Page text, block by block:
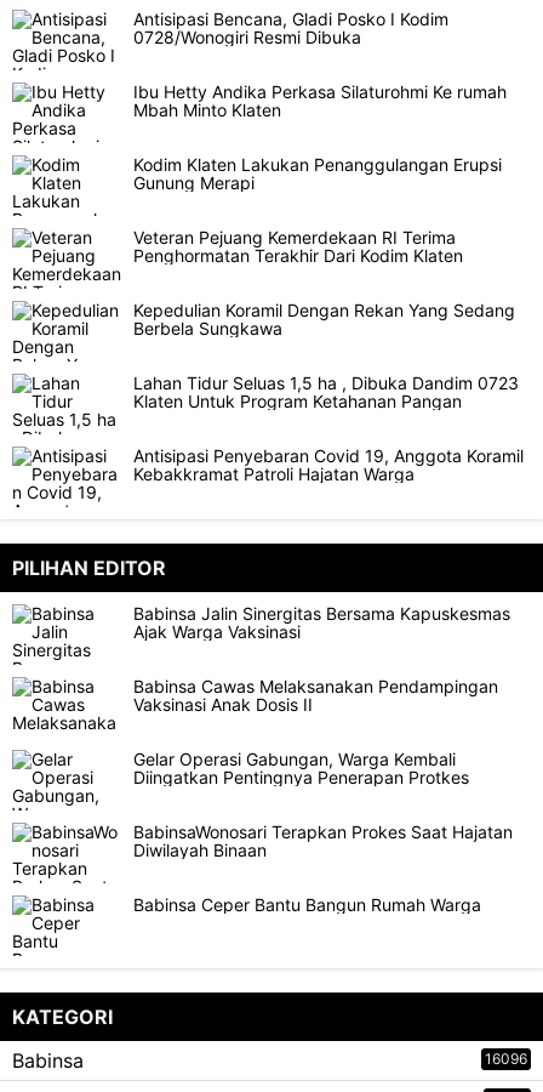
Antisipasi Bencana, Gladi Posko I Kodim
0728/Wonogiri Resmi Dibuka
Ibu Hetty Andika Perkasa Silaturohmi Ke rumah
Mbah Minto Klaten
Kodim Klaten Lakukan Penanggulangan Erupsi
Gunung Merapi
Veteran Pejuang Kemerdekaan RI Terima
Penghormatan Terakhir Dari Kodim Klaten
Kepedulian Koramil Dengan Rekan Yang Sedang
Berbela Sungkawa
Lahan Tidur Seluas 1,5 ha , Dibuka Dandim 0723
Klaten Untuk Program Ketahanan Pangan
Antisipasi Penyebaran Covid 19, Anggota Koramil
Kebakkramat Patroli Hajatan Warga
PILIHAN EDITOR
Babinsa Jalin Sinergitas Bersama Kapuskesmas
Ajak Warga Vaksinasi
Babinsa Cawas Melaksanakan Pendampingan
Vaksinasi Anak Dosis II
Gelar Operasi Gabungan, Warga Kembali
Diingatkan Pentingnya Penerapan Protkes
BabinsaWonosari Terapkan Prokes Saat Hajatan
Diwilayah Binaan
Babinsa Ceper Bantu Bangun Rumah Warga
KATEGORI
Babinsa
16096